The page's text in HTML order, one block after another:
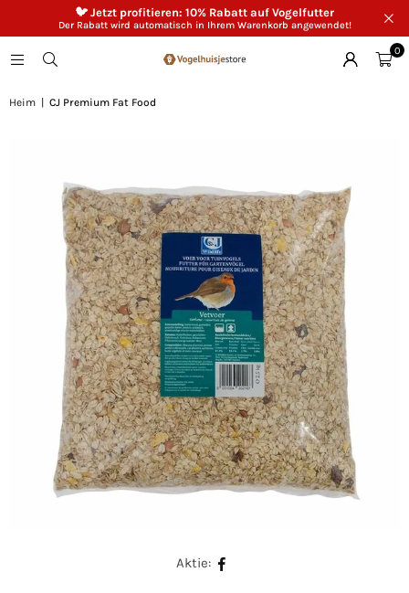
🐦 Jetzt profitieren: 10% Rabatt auf Vogelfutter
Der Rabatt wird automatisch in Ihrem Warenkorb angewendet!
0
Heim CJ Premium Fat Food
Aktie: